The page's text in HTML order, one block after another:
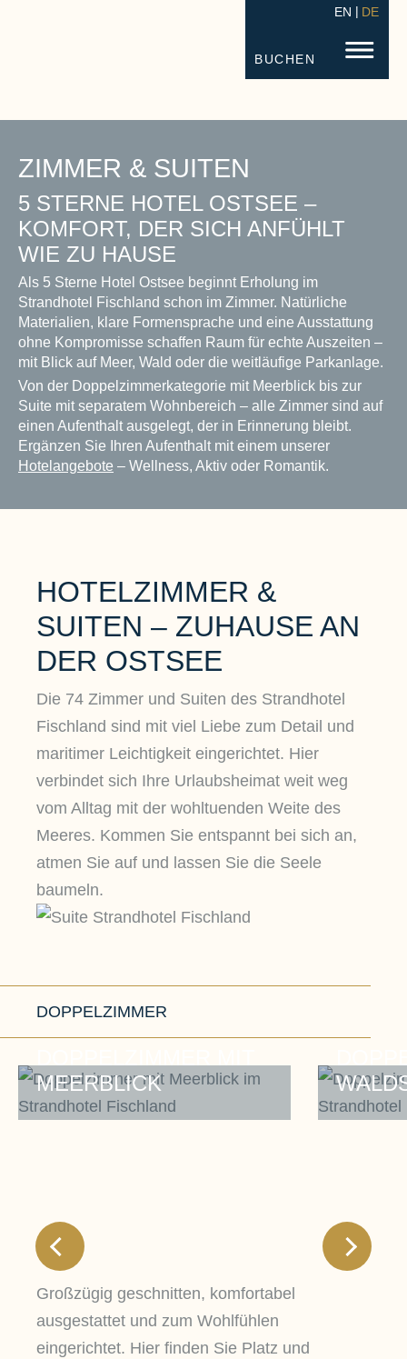
STRANDHOTEL FISCHLAND
BUCHEN
EN DE
ZIMMER & SUITEN
5 STERNE HOTEL OSTSEE –
KOMFORT, DER SICH ANFÜHLT
WIE ZU HAUSE
Als 5 Sterne Hotel Ostsee beginnt Erholung im
Strandhotel Fischland schon im Zimmer. Natürliche
Materialien, klare Formensprache und eine Ausstattung
ohne Kompromisse schaffen Raum für echte Auszeiten –
mit Blick auf Meer, Wald oder die weitläufige Parkanlage.
Von der Doppelzimmerkategorie mit Meerblick bis zur
Suite mit separatem Wohnbereich – alle Zimmer sind auf
einen Aufenthalt ausgelegt, der in Erinnerung bleibt.
Ergänzen Sie Ihren Aufenthalt mit einem unserer
Hotelangebote – Wellness, Aktiv oder Romantik.
HOTELZIMMER &
SUITEN – ZUHAUSE AN
DER OSTSEE
Die 74 Zimmer und Suiten des Strandhotel
Fischland sind mit viel Liebe zum Detail und
maritimer Leichtigkeit eingerichtet. Hier
verbindet sich Ihre Urlaubsheimat weit weg
vom Alltag mit der wohltuenden Weite des
Meeres. Kommen Sie entspannt bei sich an,
atmen Sie auf und lassen Sie die Seele
baumeln.
DOPPELZIMMER
MEERBLICK
Großzügig geschnitten, komfortabel
ausgestattet und zum Wohlfühlen
eingerichtet. Hier finden Sie Platz und